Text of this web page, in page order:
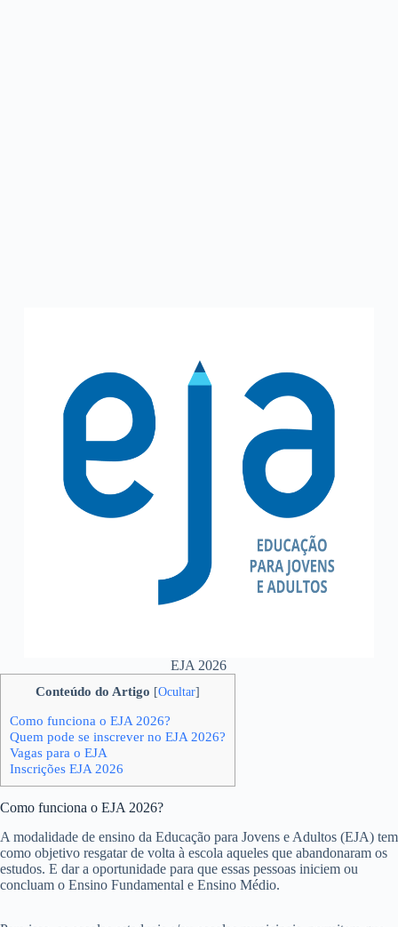
EJA 2026
Conteúdo do Artigo [Ocultar]
Como funciona o EJA 2026?
Quem pode se inscrever no EJA 2026?
Vagas para o EJA
Inscrições EJA 2026
Como funciona o EJA 2026?
A modalidade de ensino da Educação para Jovens e Adultos (EJA) tem
como objetivo resgatar de volta à escola aqueles que abandonaram os
estudos. E dar a oportunidade para que essas pessoas iniciem ou
concluam o Ensino Fundamental e Ensino Médio.